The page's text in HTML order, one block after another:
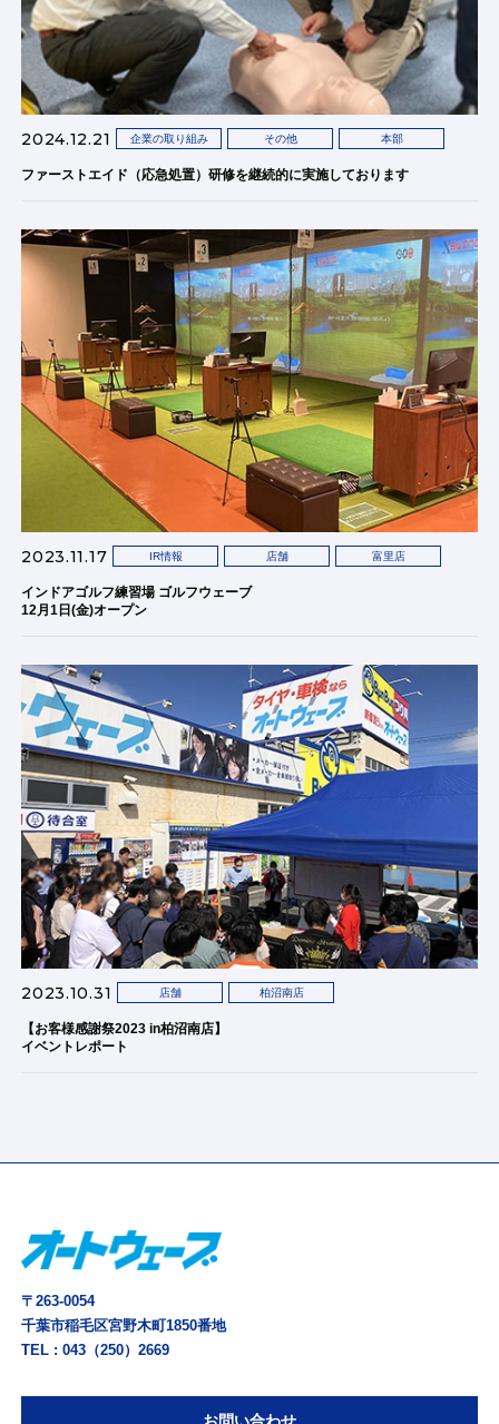
2024.12.21 企業の取り組み その他 本部
ファーストエイド（応急処置）研修を継続的に実施しております
2023.11.17 IR情報 店舗 富里店
インドアゴルフ練習場 ゴルフウェーブ
12月1日(金)オープン
2023.10.31 店舗 柏沼南店
【お客様感謝祭2023 in柏沼南店】
イベントレポート
〒263-0054
千葉市稲毛区宮野木町1850番地
TEL :043（250）2669